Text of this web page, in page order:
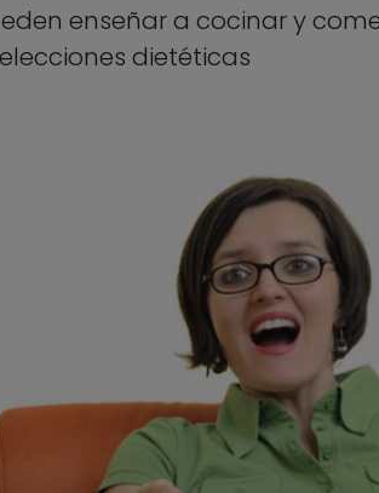
enseñar a cocinar y
dietéticas